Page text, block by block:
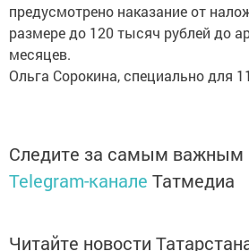
предусмотрено наказание от
размере до 120 тысяч рублей до
месяцев.
Ольга Сорокина, специально для
Следите за самым важным
Telegram-канале Татмедиа
Читайте новости